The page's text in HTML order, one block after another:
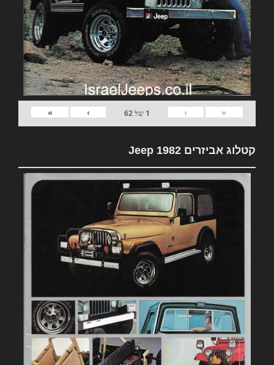
«
‹
1 של62
›
»
קטלוג אביזרים 1982 Jeep